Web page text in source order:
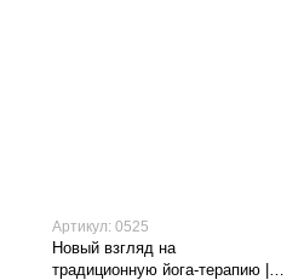
Артикул: 0525
Новый взгляд на
традиционную йога-терапию |